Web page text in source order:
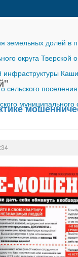
долей в
округа Тверской
сельского